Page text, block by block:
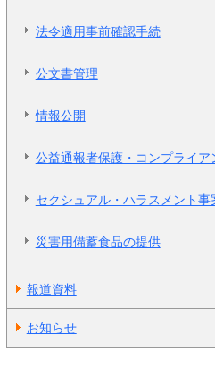
法令適用事前確認手続
公文書管理
情報公開
公益通報者保護・コンプライア
セクシュアル・ハラスメント事
災害用備蓄食品の提供
報道資料
お知らせ